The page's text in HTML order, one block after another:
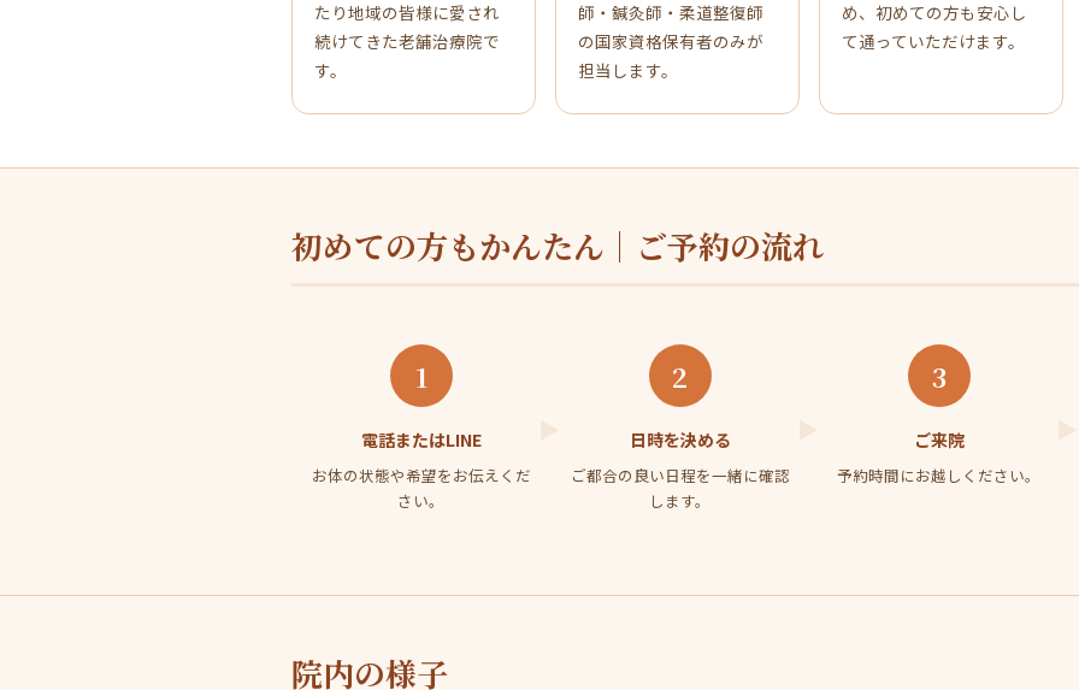
たり地域の皆様に愛され
続けてきた老舗治療院で
す。
師・鍼灸師・柔道整復師
の国家資格保有者のみが
担当します。
め、初めての方も安心し
て通っていただけます。
初めての方もかんたん｜ご予約の流れ
1
電話またはLINE
お体の状態や希望をお伝えくだ
さい。
2
日時を決める
ご都合の良い日程を一緒に確認
します。
3
ご来院
予約時間にお越しください。
院内の様子